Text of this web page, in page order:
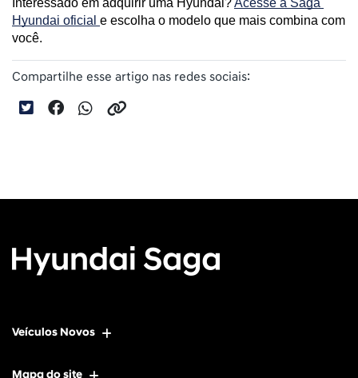
Interessado em adquirir uma Hyundai? Acesse a Saga
Hyundai oficial e escolha o modelo que mais combina com
você.
Compartilhe esse artigo nas redes sociais:
Veículos Novos
Mapa do site